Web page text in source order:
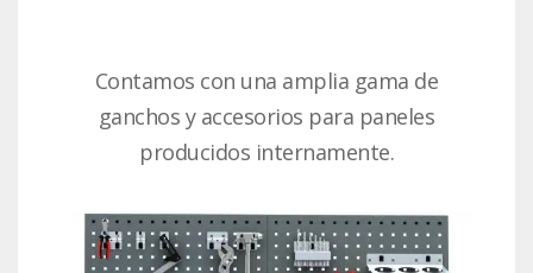
Contamos con una amplia gama de
ganchos y accesorios para paneles
producidos internamente.